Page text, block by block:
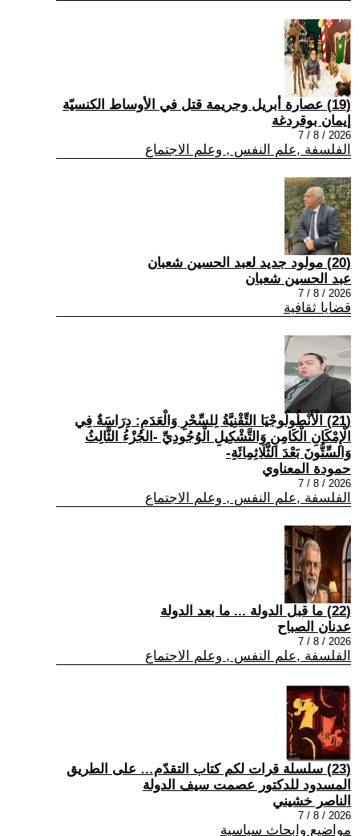
(19) عصارة أبريل وجريمة قتل في الأوساط الكنسيّة
إيمان بوقردغة
2026 / 8 / 7
الفلسفة ,علم النفس , وعلم الاجتماع
(20) مولود جديد لعبد الحسين شعبان
عبد الحسين شعبان
2026 / 8 / 7
قضايا ثقافية
(21) الْأَنْطُولُوجْيَا التِّقْنِيَّةُ لِلسِّحْرِ وَالْعَدَمِ: دِرَاسَةٌ فِي
الْإِمْكَانِ الْكَامِنِ وَالتَّشْكِيلِ الْوُجُودِيِّ -الجُزْءُ الثَّالِثُ
وَالسِّتُّونَ بَعْدَ الثَّلَاثِمِائَةِ-
حمودة المعناوي
2026 / 8 / 7
الفلسفة ,علم النفس , وعلم الاجتماع
(22) ما قبل الدولة ... ما بعد الدولة
عدنان الصباح
2026 / 8 / 7
الفلسفة ,علم النفس , وعلم الاجتماع
(23) سلسلة قرات لكم كتاب التقدّم… على الطريق
المسدود للدكتور عصمت سيف الدولة
الناصر خشيني
2026 / 8 / 7
مواضيع وابحاث سياسية